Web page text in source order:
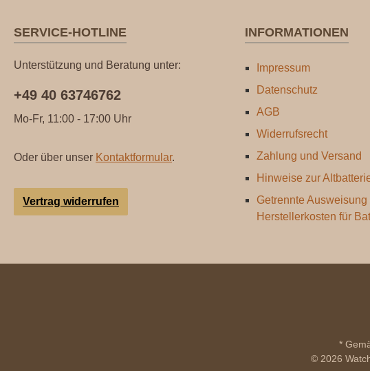
SERVICE-HOTLINE
Unterstützung und Beratung unter:
+49 40 63746762
Mo-Fr, 11:00 - 17:00 Uhr
Oder über unser Kontaktformular.
Vertrag widerrufen
INFORMATIONEN
Impressum
Datenschutz
AGB
Widerrufsrecht
Zahlung und Versand
Hinweise zur
Getrennte Ausweisung
Herstellerkosten für
*
© 2026